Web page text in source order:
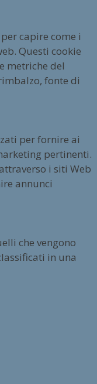
capire come i
Questi cookie
metriche del
fonte di
per fornire ai
pertinenti.
i siti Web
annunci
che vengono
in una